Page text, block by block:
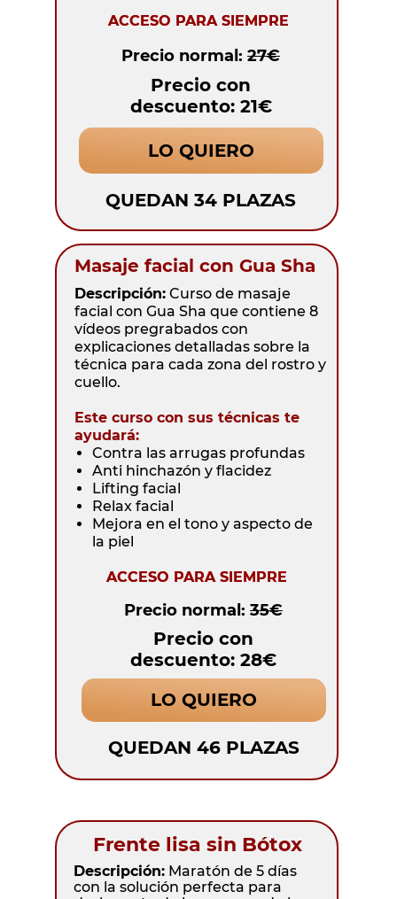
QUEDAN 46 PLAZAS
LO QUIERO
Precio con
descuento: 28€
Precio normal: 35€
ACCESO PARA SIEMPRE
Descripción: Curso de masaje
facial con Gua Sha que contiene 8
vídeos pregrabados con
explicaciones detalladas sobre la
técnica para cada zona del rostro y
cuello.
Este curso con sus técnicas te
ayudará:
Contra las arrugas profundas
Anti hinchazón y flacidez
Lifting facial
Relax facial
Mejora en el tono y aspecto de
la piel
Masaje facial con Gua Sha
QUEDAN 34 PLAZAS
LO QUIERO
Precio con
descuento: 21€
Precio normal: 27€
ACCESO PARA SIEMPRE
Descripción: Maratón de 5 días
con la solución perfecta para
Frente lisa sin Bótox